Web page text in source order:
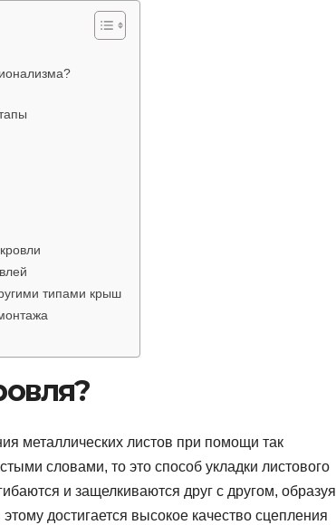
типами крыш
металлических листов при помощи так
словами, то это способ укладки листового
и защелкиваются друг с другом, образуя
достигается высокое качество сцепления